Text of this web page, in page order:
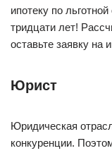
ипотеку по
тридцати лет!
оставьте заявку на
Юрист
Юридическая
конкуренции.